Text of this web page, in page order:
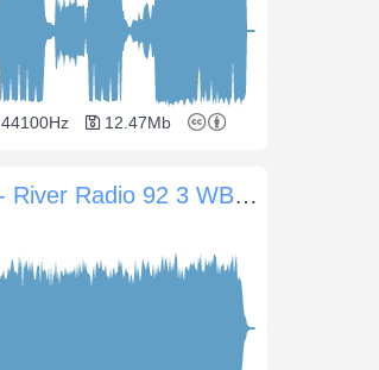
44100Hz 12.47Mb
Unicorn Heads - River Radio 92 3 WBPM